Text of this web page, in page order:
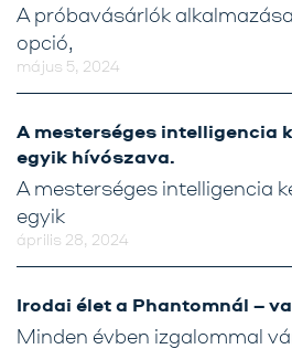
május 5, 2024
A próbavásárlók
opció,
A mesterséges intelligencia
egyik hívószava.
április 28, 2024
A mesterséges intelligencia
egyik
Irodai élet a Phantomnál –
Minden évben izgalommal